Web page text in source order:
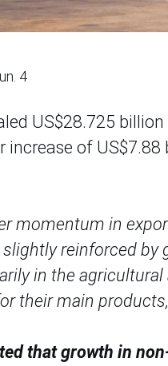
4
US$28.725
increase of US$7.88
momentum in
slightly reinforced
in the
their main
that growth in